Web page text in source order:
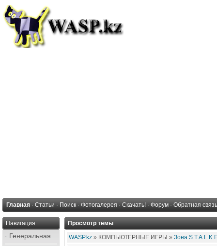
Главная · Статьи · Поиск · Фотогалерея · Скачать! · Форум · Обратная связь
Навигация
· Генеральная
Просмотр темы
WASP.kz » КОМПЬЮТЕРНЫЕ ИГРЫ » Зона